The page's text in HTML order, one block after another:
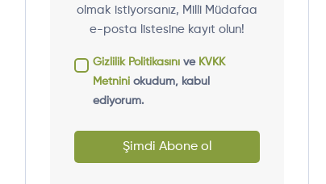
olmak istiyorsanız, Milli Müdafaa
e-posta listesine kayıt olun!
Gizlilik Politikasını ve KVKK
Metnini okudum, kabul
ediyorum.
Şimdi Abone ol